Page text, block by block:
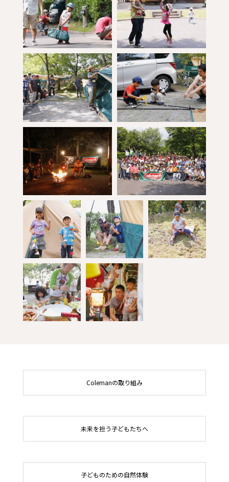
Colemanの取り組み
未来を担う子どもたちへ
子どものための自然体験